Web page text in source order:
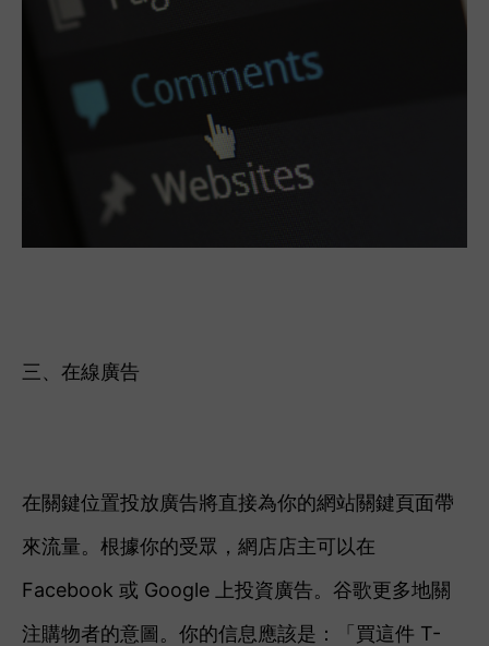
三、在線廣告
在關鍵位置投放廣告將直接為你的網站關鍵頁面帶
來流量。根據你的受眾，網店店主可以在
Facebook 或 Google 上投資廣告。谷歌更多地關
注購物者的意圖。你的信息應該是：「買這件 T-